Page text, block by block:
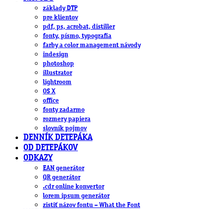
základy DTP
pre klientov
pdf, ps, acrobat, distiller
fonty, písmo, typografia
farby a color management návody
indesign
photoshop
illustrator
lightroom
OS X
office
fonty zadarmo
rozmery papiera
slovník pojmov
DENNÍK DETEPÁKA
OD DETEPÁKOV
ODKAZY
EAN generátor
QR generátor
.cdr online konvertor
lorem ipsum generátor
zistiť názov fontu – What the Font